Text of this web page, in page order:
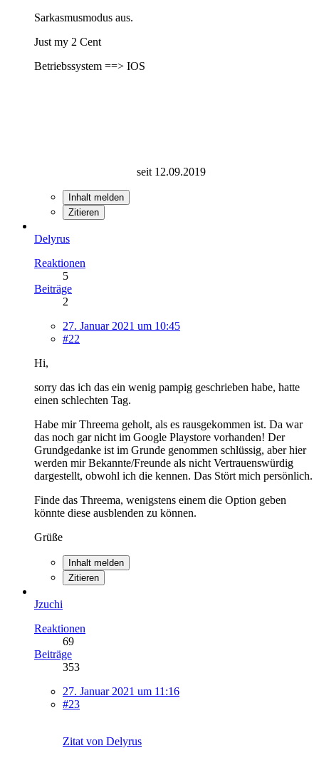
Sarkasmusmodus aus.
Just my 2 Cent
Betriebssystem ==> IOS
seit 12.09.2019
Inhalt melden
Zitieren
Delyrus
Reaktionen
5
Beiträge
2
27. Januar 2021 um 10:45
#22
Hi,
sorry das ich das ein wenig pampig geschrieben habe, hatte
einen schlechten Tag.
Habe mir Threema geholt, als es rausgekommen ist. Da war
das noch gar nicht im Google Playstore vorhanden! Der
Grundgedanke ist im Grunde genommen schlüssig, aber hier
werden mir Bekannte/Freunde als nicht Vertrauenswürdig
dargestellt, obwohl ich die kennen. Das Stört mich persönlich.
Finde das Threema, wenigstens einem die Option geben
könnte diese ausblenden zu können.
Grüße
Inhalt melden
Zitieren
Jzuchi
Reaktionen
69
Beiträge
353
27. Januar 2021 um 11:16
#23
Zitat von Delyrus